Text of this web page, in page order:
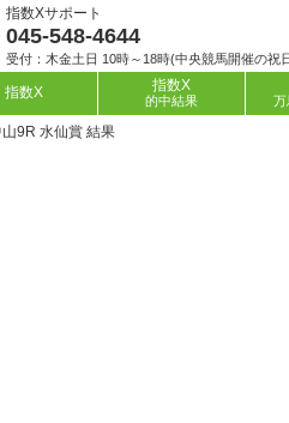
指数Xサポート
045-548-4644
受付：木金土日 10時～18時(中央競馬開催の祝
指数X 指数X
的中結果 万
9R 水仙賞 結果